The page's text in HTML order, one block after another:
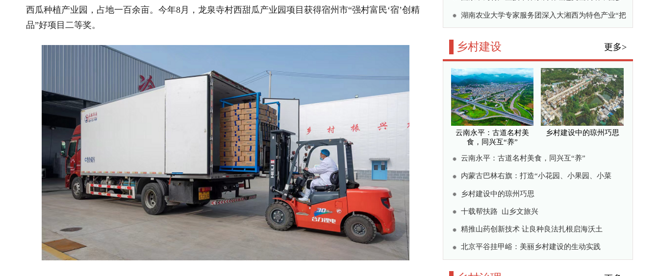
即将出口的蔬菜初加工产品。摄影：崔猛
聚焦“双招双引”强二产。
做好“农头工尾”增值大文章，大力发展预制菜产业，全力打造砀山县乃
至皖北地区“果蔬大厨房”。2023年，投入资金970万元建设预制菜冷链项目，引导支持砀山艾尚食品有
限公司发展食品分拣包装、初加工，形成收购、储存、加工、销售为一体的蔬菜产业链，把增值收益和
就业岗位更多留在乡村、留给农民。该项目仅用4个月完成建设，现已运营，当前吸纳就业110人，年加
工蔬菜水果能力达6000吨，年产值预计3500万元。同时拓展发展薛楼园区便民社区加工点和朱楼镇邵楼
村加工点，分别带动就业80人、40人。
聚焦畅通循环促三产。发挥财政资金“四两拨千斤”作用，实施分拣与储存中心项目，补齐仓储、
冷链物流等关键环节短板，提升仓储保鲜能力，降低农产品物流成本，全力促进蔬菜生产与市场精准、
稳定、有效对接。目前，产品主要对接日韩及国内预制菜工厂，为团餐企业、食堂、供应链公司提供速
冻农产品。实现“田间采下，运到厂房，端上饭桌”全产业链融合发展。同时与周边牲畜养殖户签订合
同，把生产过程中产生的蔬菜尾料供应给养殖户，用作青储饲料加工，不仅变废为宝，同时降低上下游
企业成本，减少生产垃圾，实现“秸秆变肉”向蔬菜产业方向的有力延伸。
园”激活 庭院“微经济”
乡村建设中的琼州巧思
精推山药创新技术 让良种良法扎根启海沃土
北京平谷挂甲峪：美丽乡村建设的生动实践
乡村治理 更多>
美家园
从揉泥到炼土，这群大学
生要为苗寨搭一座“废枝
变釉”的窑
江西贵溪市文坊镇：“巾帼红”聚力，“小积分”治美
从揉泥到炼土，这群大学生要为苗寨搭一座“废枝变
釉”的窑
琼崖“善治经”——海南省基层治理创新探索与成效
湖南省花垣县石栏镇盘活村从“三资”清查到“三
变”破局
湖南新晃林冲镇：整治集镇顽疾 集镇容貌换新颜
陕西镇巴县：党建引领办实十件民生事 基层治理绘
就乡村振兴新图景
公共微信